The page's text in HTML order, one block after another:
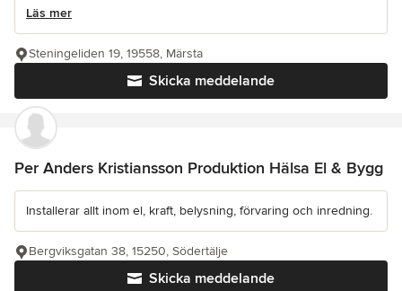
Läs mer
Skicka meddelande
Steningeliden 19, 19558, Märsta
Per Anders Kristiansson Produktion Hälsa El & Bygg
Installerar allt inom el, kraft, belysning, förvaring och inredning.
Skicka meddelande
Bergviksgatan 38, 15250, Södertälje